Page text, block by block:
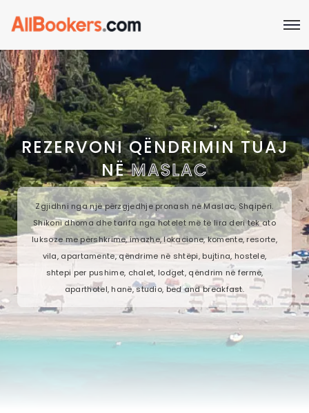
REZERVONI QËNDRIMIN TUAJ
NËMASLAC
Zgjidhni nga një përzgjedhje pronash në Maslac, Shqipëri.
Shikoni dhoma dhe tarifa nga hotelet më të lira deri tek ato
luksoze me përshkrime, imazhe, lokacione, komente, resorte,
vila, apartamente, qëndrime në shtëpi, bujtina, hostele,
shtepi per pushime, chalet, lodget, qëndrim në fermë,
aparthotel, hanë, studio, bed and breakfast.